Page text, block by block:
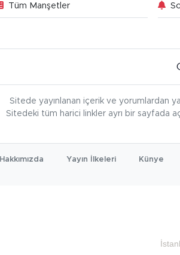
Tüm Manşetler
Sitede yayınlanan içerik ve yorumlardan
Sitedeki tüm harici linkler ayrı bir sayfada
Hakkımızda Yayın İlkeleri Künye